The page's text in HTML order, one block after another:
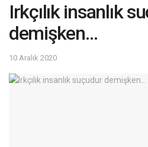
Irkçılık insanlık
demişken…
10 Aralık 2020